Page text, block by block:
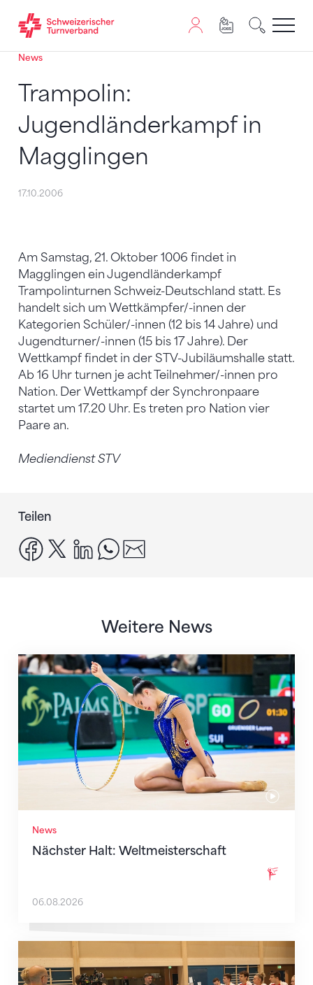
Zum Inhalt springen
Zur Sitemap navigieren
Zum Navigieren dieser Seite wird JavaScript benötigt.
News
Trampolin:
Jugendländerkampf in
Magglingen
17.10.2006
Am Samstag, 21. Oktober 1006 findet in
Magglingen ein Jugendländerkampf
Trampolinturnen Schweiz-Deutschland statt. Es
handelt sich um Wettkämpfer/-innen der
Kategorien Schüler/-innen (12 bis 14 Jahre) und
Jugendturner/-innen (15 bis 17 Jahre). Der
Wettkampf findet in der STV-Jubiläumshalle statt.
Ab 16 Uhr turnen je acht Teilnehmer/-innen pro
Nation. Der Wettkampf der Synchronpaare
startet um 17.20 Uhr. Es treten pro Nation vier
Paare an.
Mediendienst STV
Teilen
facebook
x linkedinwhatsapp
Weitere News
News
Nächster Halt: Weltmeisterschaft
Nächster Halt: Weltmeisterschaft
06.08.2026
Mit klaren Zielen nach Zagreb